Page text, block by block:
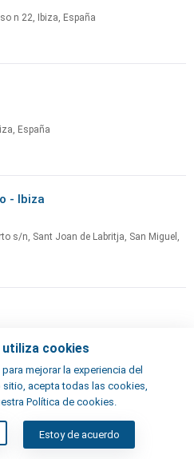
n 22, Ibiza, España
España
- Ibiza
s/n, Sant Joan de Labritja, San Miguel,
Españacookies
mejorar la experiencia del
sitio, acepta todas las cookies,
Política de cookies.
Estoy de acuerdo